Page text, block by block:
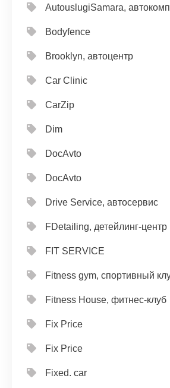
AutouslugiSamara,
Bodyfence
Brooklyn, автоцентр
Car Clinic
CarZip
Dim
DocAvto
DocAvto
Drive Service, автосервис
FDetailing, детейлинг-центр
FIT SERVICE
Fitness gym, спортивный
Fitness House, фитнес-клуб
Fix Price
Fix Price
Fixed. car